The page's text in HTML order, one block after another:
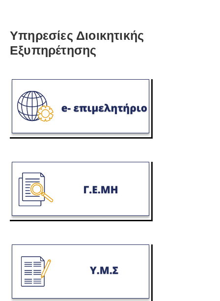
Υπηρεσίες Διοικητικής
Εξυπηρέτησης